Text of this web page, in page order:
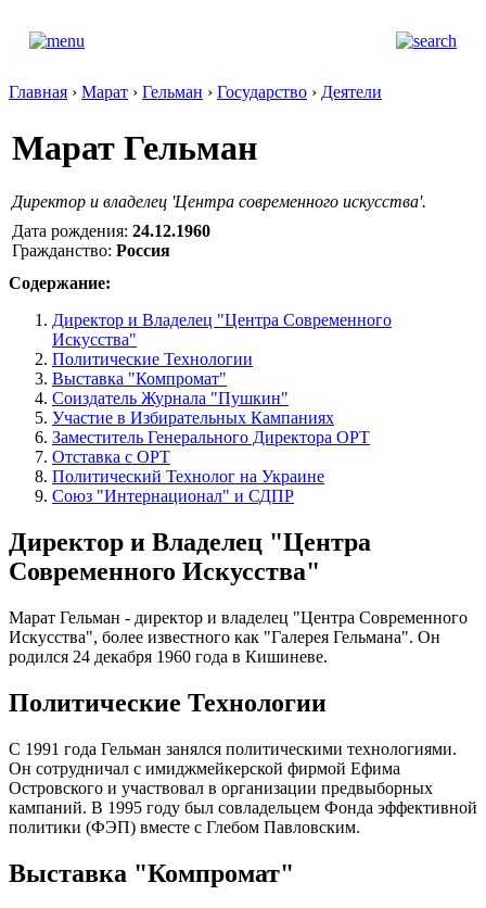
Главная › Марат › Гельман › Государство › Деятели
Марат Гельман
Директор и владелец 'Центра современного искусства'.
Дата рождения: 24.12.1960
Гражданство: Россия
Содержание:
Директор и Владелец "Центра Современного
Искусства"
Политические Технологии
Выставка "Компромат"
Соиздатель Журнала "Пушкин"
Участие в Избирательных Кампаниях
Заместитель Генерального Директора ОРТ
Отставка с ОРТ
Политический Технолог на Украине
Союз "Интернационал" и СДПР
Директор и Владелец "Центра
Современного Искусства"
Марат Гельман - директор и владелец "Центра Современного
Искусства", более известного как "Галерея Гельмана". Он
родился 24 декабря 1960 года в Кишиневе.
Политические Технологии
С 1991 года Гельман занялся политическими технологиями.
Он сотрудничал с имиджмейкерской фирмой Ефима
Островского и участвовал в организации предвыборных
кампаний. В 1995 году был совладельцем Фонда эффективной
политики (ФЭП) вместе с Глебом Павловским.
Выставка "Компромат"